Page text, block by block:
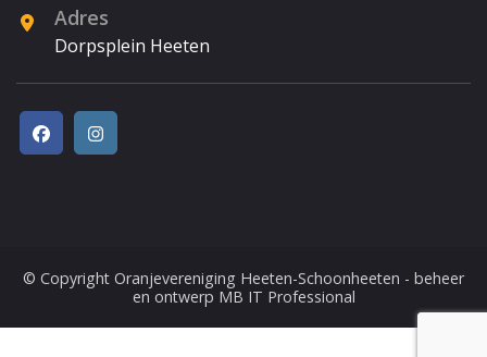
Adres
Dorpsplein Heeten
© Copyright Oranjevereniging Heeten-Schoonheeten - beheer
en ontwerp MB IT Professional